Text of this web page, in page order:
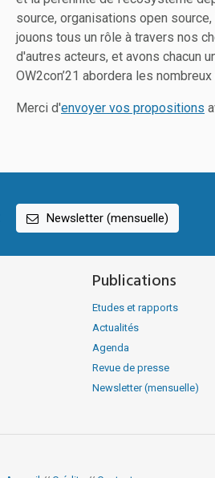
source, organisations open
jouons tous un rôle à travers nos
d'autres acteurs, et avons chacun
OW2con’21 abordera les
Merci d'envoyer vos propositions
Newsletter (mensuelle)
Publications
Etudes et rapports
Actualités
Agenda
Revue de presse
Newsletter (mensuelle)